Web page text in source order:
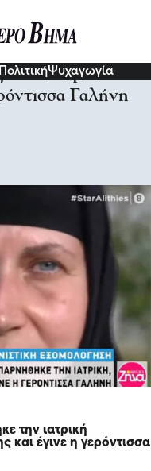
ΠολιτικήΨυχαγωγία
που απαρνήθηκε
Γαλήνη
την ιατρική
και έγινε η γερόντισσα